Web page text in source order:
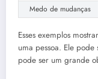
Medo de mudanças
Esses exemplos
uma pessoa. Ele
pode ser um grande